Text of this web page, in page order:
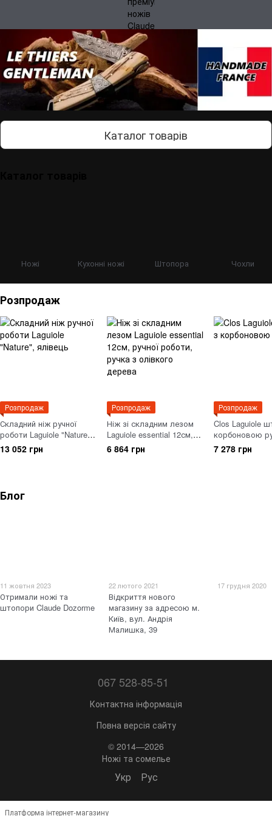
Каталог товарів
Ножі Кухонні ножі Штопора Чохли
Розпродаж
Розпродаж
Складний ніж ручної
роботи Laguiole "Nature",
ялівець
13 052 грн
Розпродаж
Ніж зі складним лезом
Laguiole essential 12см,
ручної роботи, ручка з
олівкого дерева
6 864 грн
Розпродаж
Clos Laguiole
корбоновою
7 278 грн
Блог
11 жовтня 2023
Отримали ножі та
штопори Claude Dozorme
22 лютого 2021
Відкриття нового
магазину за адресою м.
Київ, вул. Андрія
Малишка, 39
17 грудня 2020
067 528-85-51
Контактна інформація
Повна версія сайту
© 2014—2026
Ножі та сомелье
Укр Рус
Платформа інтернет-магазину